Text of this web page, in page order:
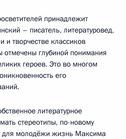
принадлежит
– писатель, литературовед,
и творчестве классиков
отмечены глубиной понимания
героев. Это во многом
его
литературное
стереотипы, по-новому
для молодёжи жизнь Максима